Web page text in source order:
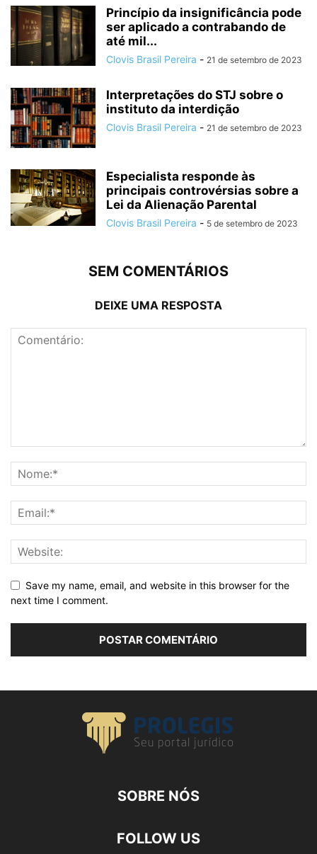
Princípio da insignificância pode
ser aplicado a contrabando de
até mil...
Clovis Brasil Pereira - 21 de setembro de 2023
Interpretações do STJ sobre o
instituto da interdição
Clovis Brasil Pereira - 21 de setembro de 2023
Especialista responde às
principais controvérsias sobre a
Lei da Alienação Parental
Clovis Brasil Pereira - 5 de setembro de 2023
SEM COMENTÁRIOS
DEIXE UMA RESPOSTA
Save my name, email, and website in this browser for the
next time I comment.
SOBRE NÓS
FOLLOW US